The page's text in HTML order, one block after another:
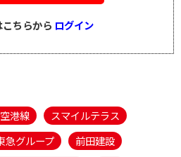
ちらから ログイン
港線
スマイルテラス
急グループ
前田建設